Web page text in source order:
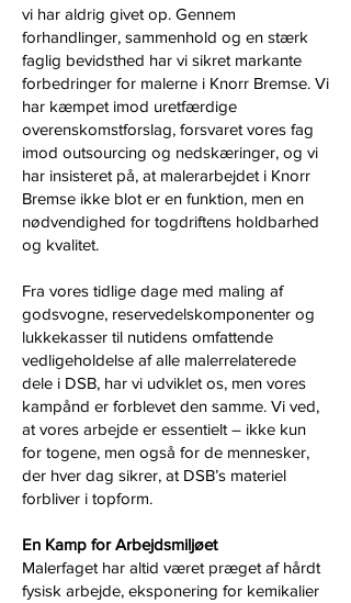
vi har aldrig givet op. Gennem
forhandlinger, sammenhold og en stærk
faglig bevidsthed har vi sikret markante
forbedringer for malerne i Knorr Bremse. Vi
har kæmpet imod uretfærdige
overenskomstforslag, forsvaret vores fag
imod outsourcing og nedskæringer, og vi
har insisteret på, at malerarbejdet i Knorr
Bremse ikke blot er en funktion, men en
nødvendighed for togdriftens holdbarhed
og kvalitet.
Fra vores tidlige dage med maling af
godsvogne, reservedelskomponenter og
lukkekasser til nutidens omfattende
vedligeholdelse af alle malerrelaterede
dele i DSB, har vi udviklet os, men vores
kampånd er forblevet den samme. Vi ved,
at vores arbejde er essentielt – ikke kun
for togene, men også for de mennesker,
der hver dag sikrer, at DSB’s materiel
forbliver i topform.
En Kamp for Arbejdsmiljøet
Malerfaget har altid været præget af hårdt
fysisk arbejde, eksponering for kemikalier